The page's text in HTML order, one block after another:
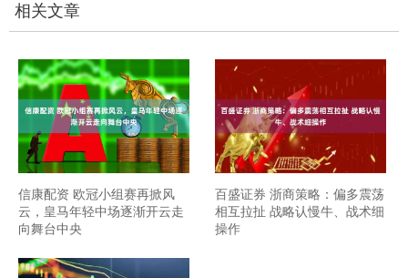
相关文章
信康配资 欧冠小组赛再掀风
云，皇马年轻中场逐渐开云走
向舞台中央
百盛证券 浙商策略：偏多震荡
相互拉扯 战略认慢牛、战术细
操作